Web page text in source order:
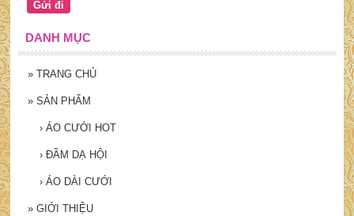
DANH MỤC
» TRANG CHỦ
» SẢN PHẨM
› ÁO CƯỚI HOT
› ĐẦM DẠ HỘI
› ÁO DÀI CƯỚI
» GIỚI THIỆU